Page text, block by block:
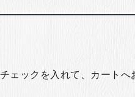
ェックを入れて、カートへ